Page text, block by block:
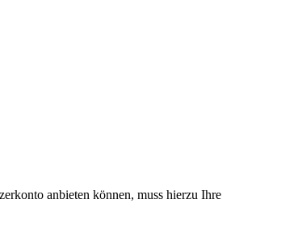
anbieten können, muss hierzu Ihre